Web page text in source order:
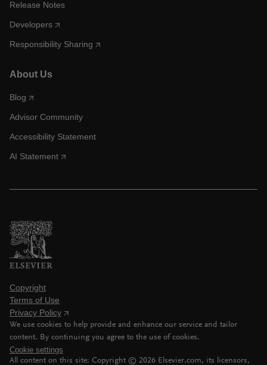
Release Notes
Developers
Responsibility Sharing
About Us
Blog
Advisor Community
Accessibility Statement
AI Statement
Copyright
Terms of Use
Privacy Policy
We use cookies to help provide and enhance our service and tailor
content. By continuing you agree to the use of cookies.
Cookie settings
All content on this site: Copyright © 2026 Elsevier.com, its licensors,